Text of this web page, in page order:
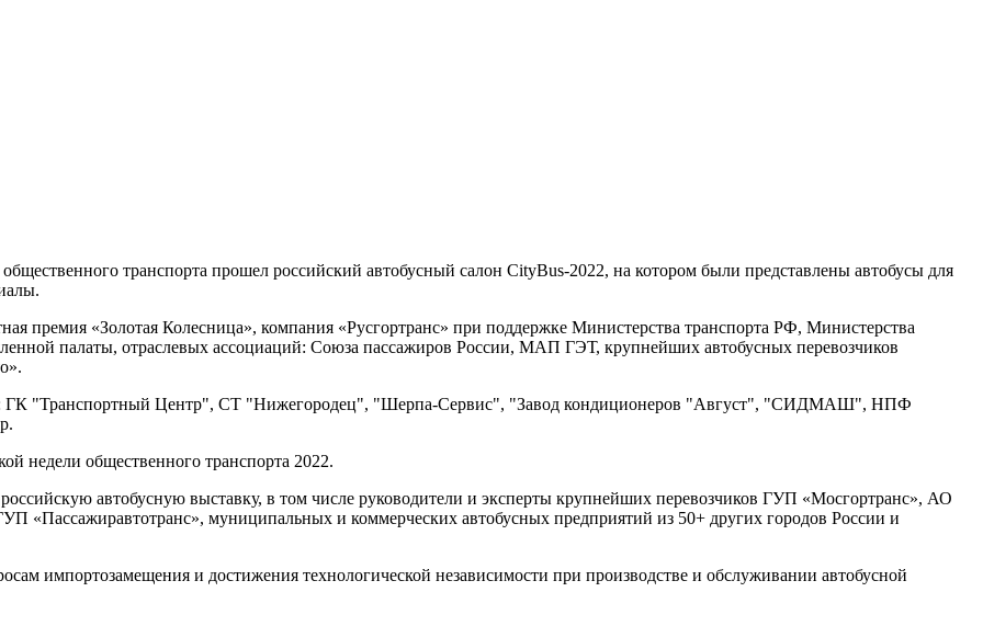
транспорта прошел российский автобусный салон CityBus-2022, на котором были представлены автобусы для
премия «Золотая Колесница», компания «Русгортранс» при поддержке Министерства транспорта РФ, Министерства
палаты, отраслевых ассоциаций: Союза пассажиров России, МАП ГЭТ, крупнейших автобусных перевозчиков
ГК "Транспортный Центр", СТ "Нижегородец", "Шерпа-Сервис", "Завод кондиционеров "Август", "СИДМАШ", НПФ
недели общественного транспорта 2022.
автобусную выставку, в том числе руководители и эксперты крупнейших перевозчиков ГУП «Мосгортранс», АО
«Пассажиравтотранс», муниципальных и коммерческих автобусных предприятий из 50+ других городов России и
импортозамещения и достижения технологической независимости при производстве и обслуживании автобусной